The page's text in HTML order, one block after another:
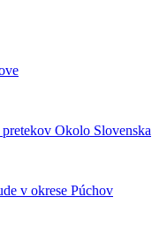
Okolo Slovenska
v okrese Púchov